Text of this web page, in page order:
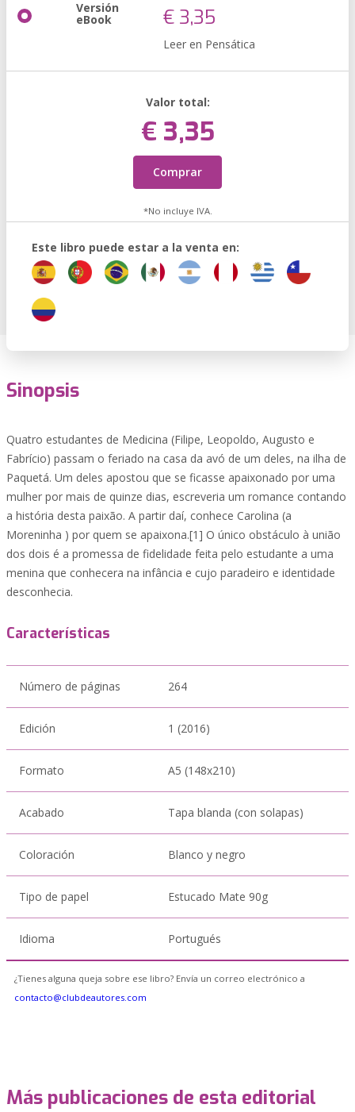
Versión
eBook € 3,35
Leer en Pensática
Valor total:
€ 3,35
Comprar
*No incluye IVA.
Este libro puede estar a la venta en:
Sinopsis
Quatro estudantes de Medicina (Filipe, Leopoldo, Augusto e
Fabrício) passam o feriado na casa da avó de um deles, na ilha de
Paquetá. Um deles apostou que se ficasse apaixonado por uma
mulher por mais de quinze dias, escreveria um romance contando
a história desta paixão. A partir daí, conhece Carolina (a
Moreninha ) por quem se apaixona.[1] O único obstáculo à união
dos dois é a promessa de fidelidade feita pelo estudante a uma
menina que conhecera na infância e cujo paradeiro e identidade
desconhecia.
Características
Número de páginas 264
Edición 1 (2016)
Formato A5 (148x210)
Acabado Tapa blanda (con solapas)
Coloración Blanco y negro
Tipo de papel Estucado Mate 90g
Idioma Portugués
¿Tienes alguna queja sobre ese libro? Envía un correo electrónico a
contacto@clubdeautores.com
Más publicaciones de esta editorial